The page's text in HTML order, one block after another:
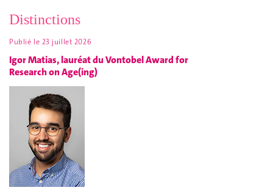
Distinctions
Publié le 23 juillet 2026
Igor Matias, lauréat du Vontobel Award for
Research on Age(ing)